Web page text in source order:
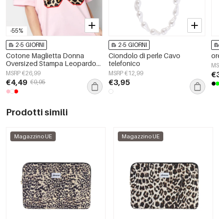
-55%
2-5 GIORNI
Cotone Maglietta Donna
Oversized Stampa Leopardo
Numero 98
MSRP €26,99
€4,49 €9,95
2-5 GIORNI
Ciondolo di perle Cavo
telefonico
MSRP €12,99
€3,95
Prodotti simili
Magazzino UE Magazzino UE